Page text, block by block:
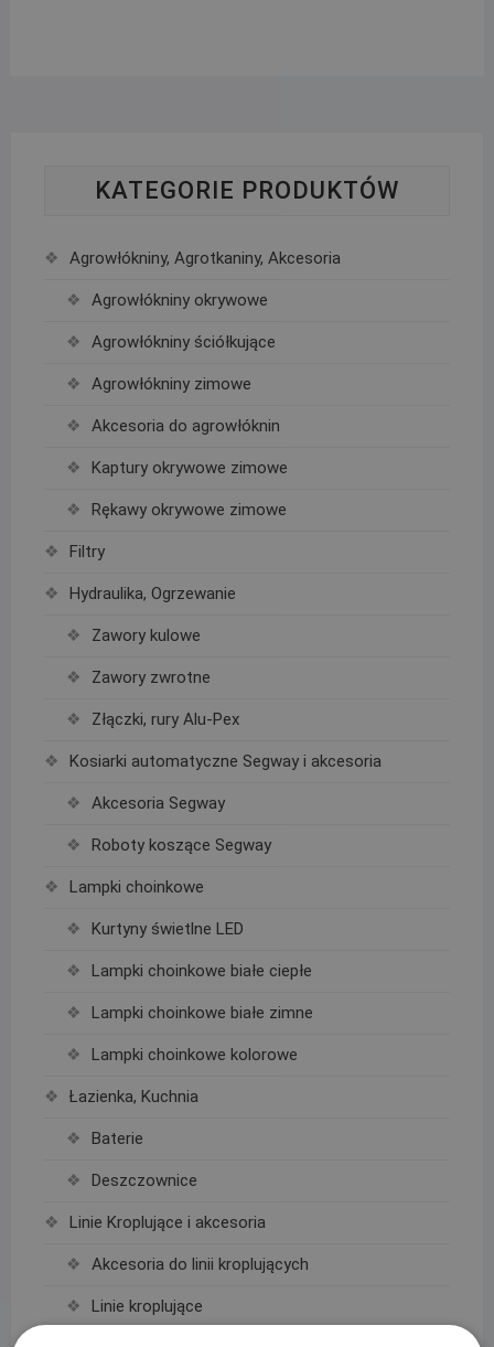
KATEGORIE PRODUKTÓW
Agrowłókniny, Agrotkaniny, Akcesoria
Agrowłókniny okrywowe
Agrowłókniny ściółkujące
Agrowłókniny zimowe
Akcesoria do agrowłóknin
Kaptury okrywowe zimowe
Rękawy okrywowe zimowe
Filtry
Hydraulika, Ogrzewanie
Zawory kulowe
Zawory zwrotne
Złączki, rury Alu-Pex
Kosiarki automatyczne Segway i akcesoria
Akcesoria Segway
Roboty koszące Segway
Lampki choinkowe
Kurtyny świetlne LED
Lampki choinkowe białe ciepłe
Lampki choinkowe białe zimne
Lampki choinkowe kolorowe
Łazienka, Kuchnia
Baterie
Deszczownice
Linie Kroplujące i akcesoria
Akcesoria do linii kroplujących
Linie kroplujące